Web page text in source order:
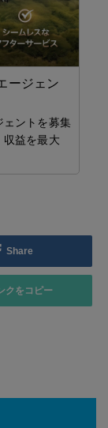
ージェン
ェントを募集
収益を最大
Share
クをコピー